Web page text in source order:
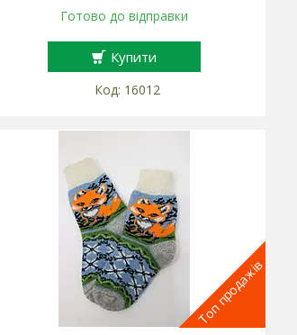
Готово до відправки
Купити
16012
Топ продажів